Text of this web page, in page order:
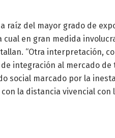
raíz del mayor grado de
cual en gran medida
“Otra interpretación,
integración al mercado
social marcado por la
la distancia vivencial con